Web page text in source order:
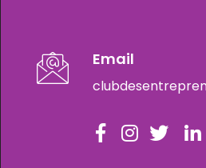
Email